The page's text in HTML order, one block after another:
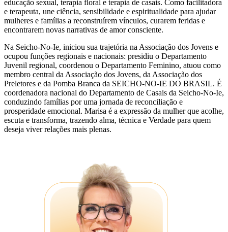
educação sexual, terapia floral e terapia de casais. Como facilitadora
e terapeuta, une ciência, sensibilidade e espiritualidade para ajudar
mulheres e famílias a reconstruírem vínculos, curarem feridas e
encontrarem novas narrativas de amor consciente.
Na Seicho-No-Ie, iniciou sua trajetória na Associação dos Jovens e
ocupou funções regionais e nacionais: presidiu o Departamento
Juvenil regional, coordenou o Departamento Feminino, atuou como
membro central da Associação dos Jovens, da Associação dos
Preletores e da Pomba Branca da SEICHO-NO-IE DO BRASIL. É
coordenadora nacional do Departamento de Casais da Seicho-No-Ie,
conduzindo famílias por uma jornada de reconciliação e
prosperidade emocional. Marisa é a expressão da mulher que acolhe,
escuta e transforma, trazendo alma, técnica e Verdade para quem
deseja viver relações mais plenas.